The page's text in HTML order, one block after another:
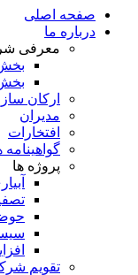
صفحه اصلی
درباره ما
معرفی
ارکان
مدیران
افتخارات
گواهینامه
پروژه ها
تقویم